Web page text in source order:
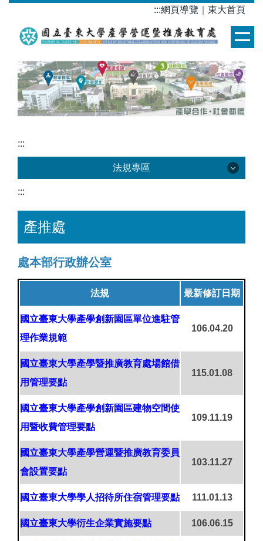
:::網頁導覽 東大首頁
:::
法規專區
法規專區
教育部
檢查申報結果
:::
產推處
處本部行政辦公室
法規 最新修訂日期
國立臺東大學產學創新園區單位進駐管
理作業規範
106.04.20
國立臺東大學產學暨推廣教育處場館借
用管理要點
115.01.08
國立臺東大學產學創新園區建物空間使
用暨收費管理要點
109.11.19
國立臺東大學產學營運暨推廣教育委員
會設置要點
103.11.27
國立臺東大學學人招待所住宿管理要點 111.01.13
國立臺東大學衍生企業實施要點 106.06.15